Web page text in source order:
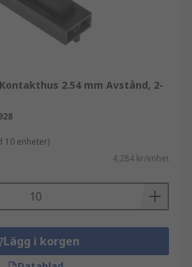
2.54 mm Avstånd, 2-
10 enheter)
4,284 kr/enhet
Lägg i korgen